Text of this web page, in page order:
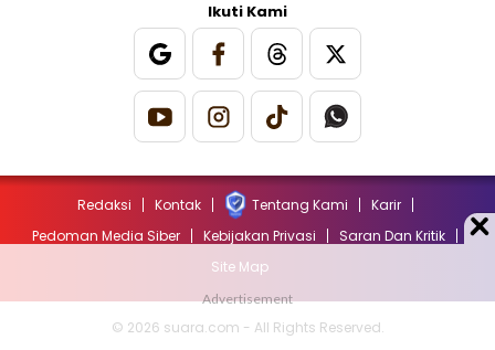
Ikuti Kami
Redaksi Kontak Tentang Kami
Karir
Pedoman Media Siber
Kebijakan Privasi
Saran Dan Kritik
Site Map
© 2026 suara.com - All Rights Reserved.